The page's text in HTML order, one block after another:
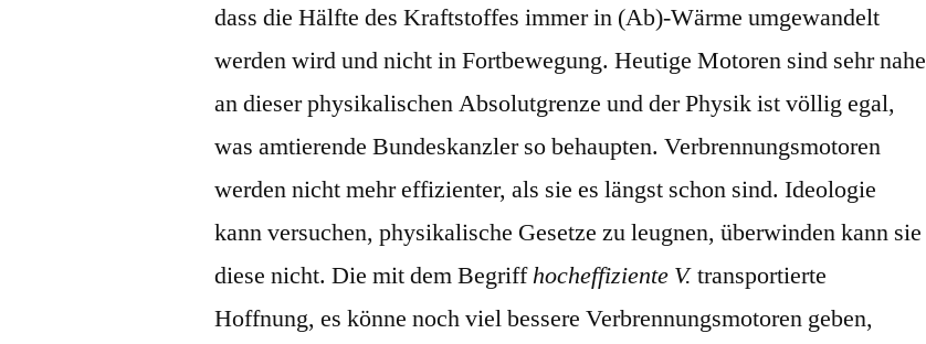
dass die Hälfte des Kraftstoffes immer in (Ab)-Wärme umgewandelt
werden wird und nicht in Fortbewegung. Heutige Motoren sind sehr nahe
an dieser physikalischen Absolutgrenze und der Physik ist völlig egal,
was amtierende Bundeskanzler so behaupten. Verbrennungsmotoren
werden nicht mehr effizienter, als sie es längst schon sind. Ideologie
kann versuchen, physikalische Gesetze zu leugnen, überwinden kann sie
diese nicht. Die mit dem Begriffhocheffiziente V.transportierte
Hoffnung, es könne noch viel bessere Verbrennungsmotoren geben,